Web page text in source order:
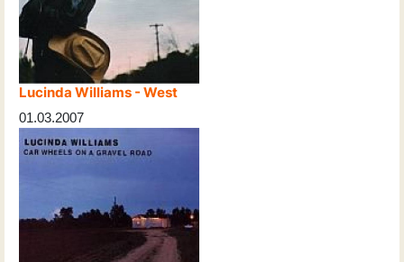
Lucinda Williams - West
01.03.2007